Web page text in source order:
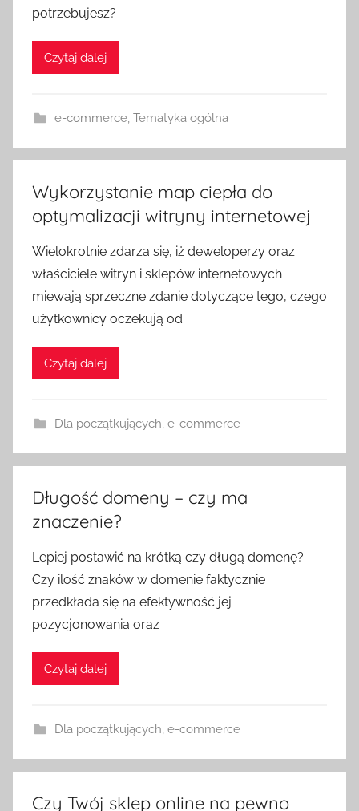
potrzebujesz?
Czytaj dalej
e-commerce, Tematyka ogólna
Wykorzystanie map ciepła do
optymalizacji witryny internetowej
Wielokrotnie zdarza się, iż deweloperzy oraz
właściciele witryn i sklepów internetowych
miewają sprzeczne zdanie dotyczące tego, czego
użytkownicy oczekują od
Czytaj dalej
Dla początkujących, e-commerce
Długość domeny – czy ma
znaczenie?
Lepiej postawić na krótką czy długą domenę?
Czy ilość znaków w domenie faktycznie
przedkłada się na efektywność jej
pozycjonowania oraz
Czytaj dalej
Dla początkujących, e-commerce
Czy Twój sklep online na pewno